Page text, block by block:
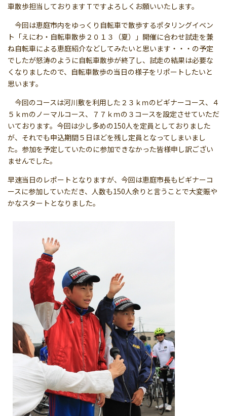
車散歩担当しておりますＴですよろしくお願いいたします。
今回は恵庭市内をゆっくり自転車で散歩するポタリングイベン
ト「えにわ・自転車散歩２０１３（夏）」開催に合わせ試走を兼
ね自転車による恵庭紹介などしてみたいと思います・・・の予定
でしたが怒涛のように自転車散歩が終了し、試走の結果は必要な
くなりましたので、自転車散歩の当日の様子をリポートしたいと
思います。
今回のコースは河川敷を利用した２３ｋｍのビギナーコース、４
５ｋｍのノーマルコース、７７ｋｍの３コースを設定させていただ
いております。今回は少し多めの150人を定員としておりました
が、それでも申込期間５日ほどを残し定員となってしまいまし
た。参加を予定していたのに参加できなかった皆様申し訳ござい
ませんでした。
早速当日のレポートとなりますが、今回は恵庭市長もビギナーコ
ースに参加していただき、人数も150人余りと言うことで大変賑や
かなスタートとなりました。